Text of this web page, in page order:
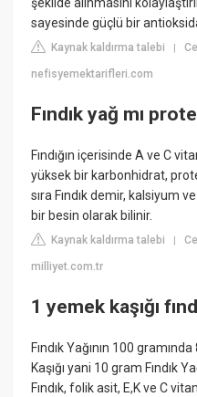
şekilde alınmasını
sayesinde güçlü bir
Kaynak kaldırma talebi |
nefisyemektarifleri.com
Fındık yağ mı
Fındığın içerisinde A ve C
yüksek bir karbonhidrat,
sıra Fındık demir, kalsiyum
bir besin olarak bilinir.
Kaynak kaldırma talebi |
milliyet.com.tr
1 yemek kaşığı
Fındık Yağının 100
Kaşığı yani 10 gram Fındık
Fındık, folik asit, E,K ve C